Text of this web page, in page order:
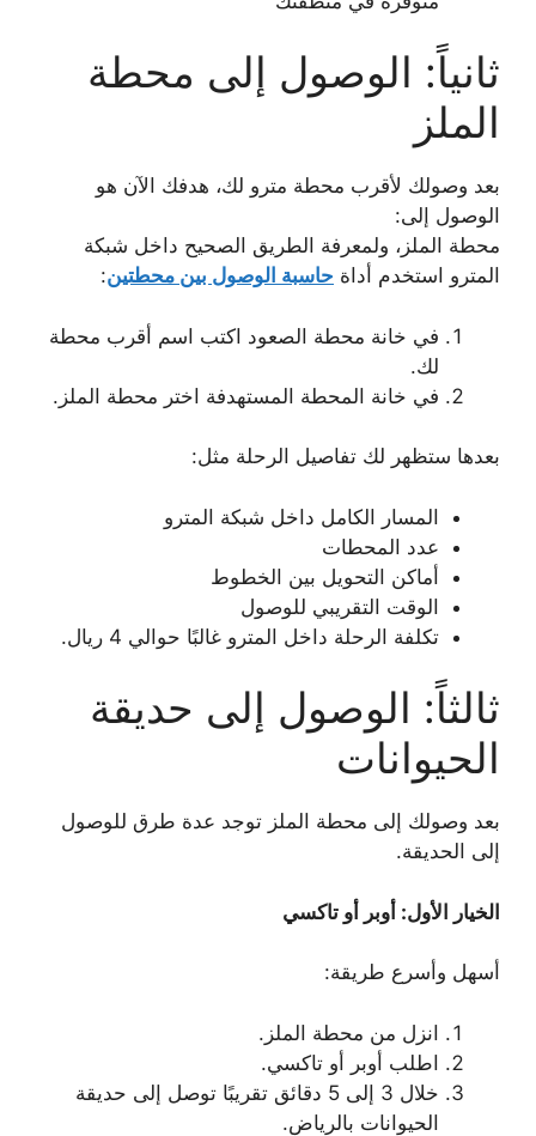
ثانياً: الوصول إلى محطة
الملز
بعد وصولك لأقرب محطة مترو لك، هدفك الآن هو
الوصول إلى:
محطة الملز، ولمعرفة الطريق الصحيح داخل شبكة
المترو استخدم أداة حاسبة الوصول بين محطتين:
في خانة محطة الصعود اكتب اسم أقرب محطة
لك.
في خانة المحطة المستهدفة اختر محطة الملز.
بعدها ستظهر لك تفاصيل الرحلة مثل:
المسار الكامل داخل شبكة المترو
عدد المحطات
أماكن التحويل بين الخطوط
الوقت التقريبي للوصول
تكلفة الرحلة داخل المترو غالبًا حوالي 4 ريال.
ثالثاً: الوصول إلى حديقة
الحيوانات
بعد وصولك إلى محطة الملز توجد عدة طرق للوصول
إلى الحديقة.
الخيار الأول: أوبر أو تاكسي
أسهل وأسرع طريقة:
انزل من محطة الملز.
اطلب أوبر أو تاكسي.
خلال 3 إلى 5 دقائق تقريبًا توصل إلى حديقة
الحيوانات بالرياض.